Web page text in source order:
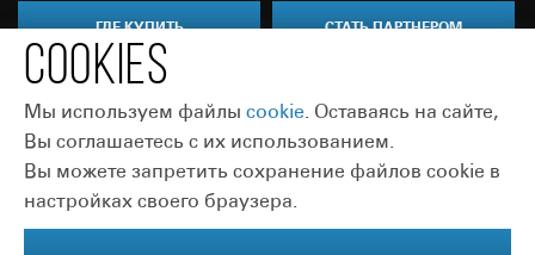
ГДЕ КУПИТЬ СТАТЬ ПАРТНЕРОМ
Присоединяйтесь:
COOKIES
Мы используем файлы сookie. Оставаясь на сайте,
Вы соглашаетесь с их использованием.
Вы можете запретить сохранение файлов cookie в
настройках своего браузера.